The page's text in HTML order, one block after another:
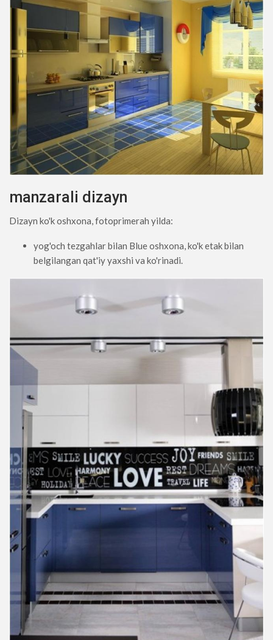
manzarali dizayn
Dizayn ko'k oshxona, fotoprimerah yilda:
yog'och tezgahlar bilan Blue oshxona, ko'k etak bilan
belgilangan qat'iy yaxshi va ko'rinadi.